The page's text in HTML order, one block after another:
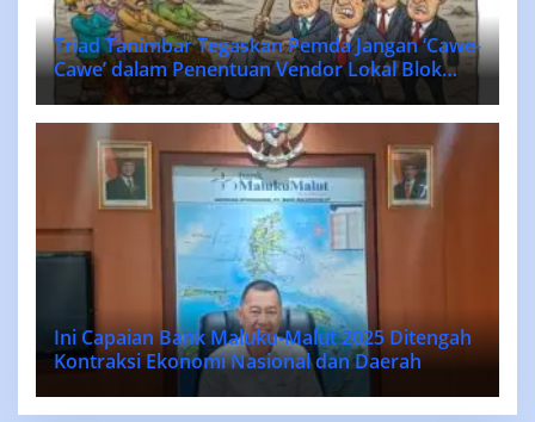
Triad Tanimbar Tegaskan Pemda Jangan ‘Cawe-
Cawe’ dalam Penentuan Vendor Lokal Blok
MASELA.
Ini Capaian Bank Maluku-Malut 2025 Ditengah
Kontraksi Ekonomi Nasional dan Daerah